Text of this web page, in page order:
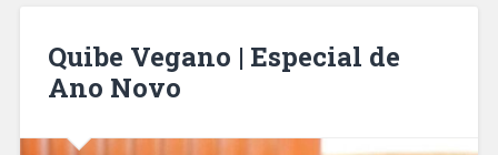
Quibe Vegano | Especial de
Ano Novo